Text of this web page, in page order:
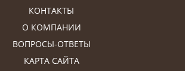
КОНТАКТЫ
О КОМПАНИИ
ВОПРОСЫ-ОТВЕТЫ
КАРТА САЙТА